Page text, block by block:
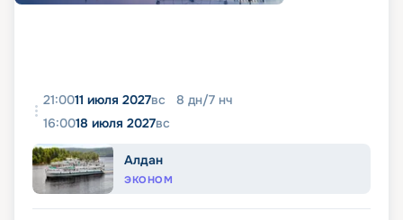
21:0011 июля 2027вс 8 дн/7 нч
16:0018 июля 2027вс
Алдан
ЭКОНОМ